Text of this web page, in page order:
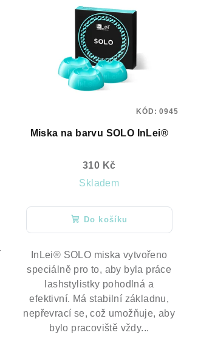
Miska na barvu SOLO InLei®
310 Kč
Skladem
Do košíku
InLei® SOLO miska vytvořeno
speciálně pro to, aby byla práce
lashstylistky pohodlná a
efektivní. Má stabilní základnu,
nepřevrací se, což umožňuje, aby
bylo pracoviště vždy...
KÓD:0945